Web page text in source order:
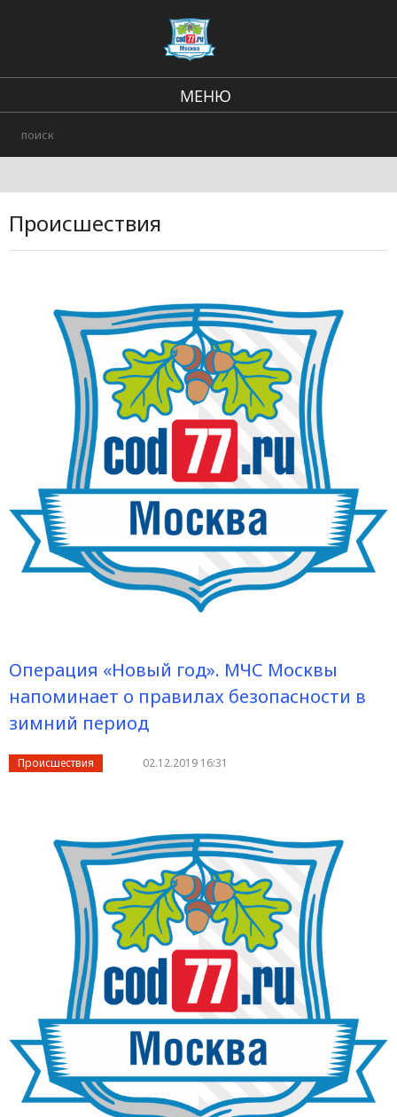
МЕНЮ
Городские события
Происшествия
Операция «Новый год». МЧС Москвы
напоминает о правилах безопасности в
зимний период
Происшествия 02.12.2019 16:31